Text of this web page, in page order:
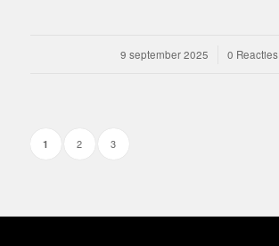
9 september 2025
/ 0 Reacties
1 2 3